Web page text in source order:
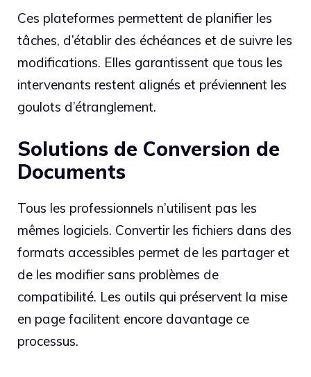
Ces plateformes permettent de planifier les
tâches, d’établir des échéances et de suivre les
modifications. Elles garantissent que tous les
intervenants restent alignés et préviennent les
goulots d’étranglement.
Solutions de Conversion de
Documents
Tous les professionnels n’utilisent pas les
mêmes logiciels. Convertir les fichiers dans des
formats accessibles permet de les partager et
de les modifier sans problèmes de
compatibilité. Les outils qui préservent la mise
en page facilitent encore davantage ce
processus.